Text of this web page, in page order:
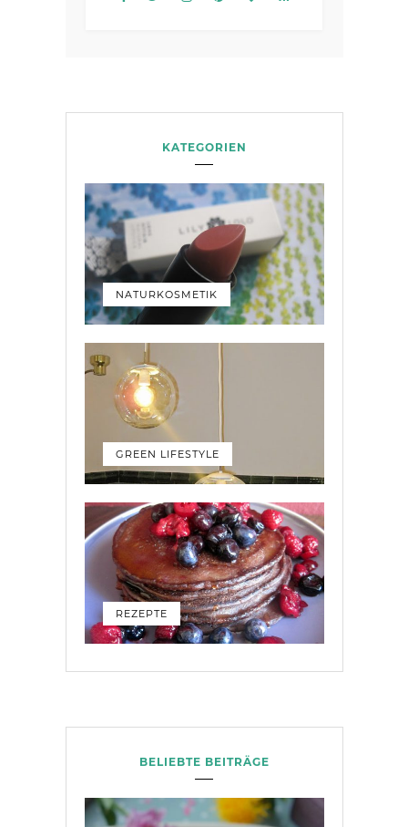
KATEGORIEN
NATURKOSMETIK
GREEN LIFESTYLE
REZEPTE
BELIEBTE BEITRÄGE